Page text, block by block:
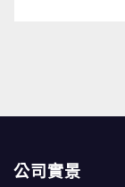
公司實景